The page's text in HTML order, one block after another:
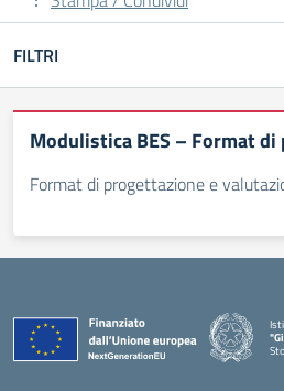
FILTRI
Modulistica BES – Format
Format di progettazione e